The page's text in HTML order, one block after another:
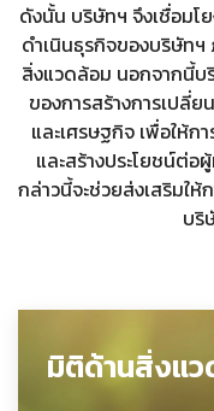
ดังนั้น บริษัทฯ จึงเชื่อมโ
ดำเนินธุรกิจของบริษัทฯ
สิ่งแวดล้อม นอกจากนี้บ
ของการสร้างการเปลี่
และเศรษฐกิจ เพื่อให้ก
และสร้างประโยชน์ต่อ
กล่าวนี้จะช่วยส่งเสริมให้
บริ
มิติด้านสิ่งแ